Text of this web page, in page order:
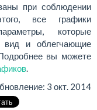
при соблюдении
все графики
которые
вид и облегчающие
вы можете
.
3 окт. 2014